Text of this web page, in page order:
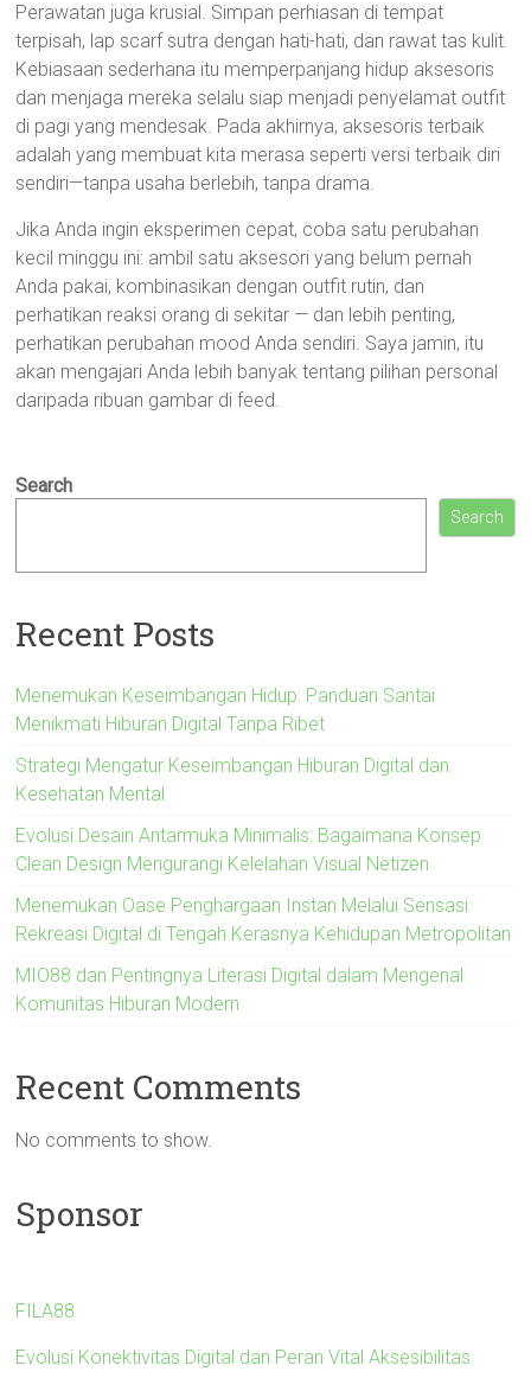
Perawatan juga krusial. Simpan perhiasan di tempat
terpisah, lap scarf sutra dengan hati-hati, dan rawat tas kulit.
Kebiasaan sederhana itu memperpanjang hidup aksesoris
dan menjaga mereka selalu siap menjadi penyelamat outfit
di pagi yang mendesak. Pada akhirnya, aksesoris terbaik
adalah yang membuat kita merasa seperti versi terbaik diri
sendiri—tanpa usaha berlebih, tanpa drama.
Jika Anda ingin eksperimen cepat, coba satu perubahan
kecil minggu ini: ambil satu aksesori yang belum pernah
Anda pakai, kombinasikan dengan outfit rutin, dan
perhatikan reaksi orang di sekitar — dan lebih penting,
perhatikan perubahan mood Anda sendiri. Saya jamin, itu
akan mengajari Anda lebih banyak tentang pilihan personal
daripada ribuan gambar di feed.
Search
Search
Recent Posts
Menemukan Keseimbangan Hidup: Panduan Santai
Menikmati Hiburan Digital Tanpa Ribet
Strategi Mengatur Keseimbangan Hiburan Digital dan
Kesehatan Mental
Evolusi Desain Antarmuka Minimalis: Bagaimana Konsep
Clean Design Mengurangi Kelelahan Visual Netizen
Menemukan Oase Penghargaan Instan Melalui Sensasi
Rekreasi Digital di Tengah Kerasnya Kehidupan Metropolitan
MIO88 dan Pentingnya Literasi Digital dalam Mengenal
Komunitas Hiburan Modern
Recent Comments
No comments to show.
Sponsor
FILA88
Evolusi Konektivitas Digital dan Peran Vital Aksesibilitas